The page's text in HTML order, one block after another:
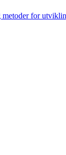
for